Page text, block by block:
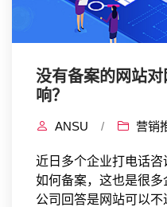
没有备案的网站
响？
ANSU / 营销
近日多个企业打电话咨
如何备案，这也是很
公司回答是网站可以